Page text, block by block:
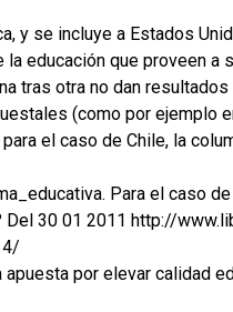
y se incluye a Estados
educación que proveen a
tras otra no dan
(como por ejemplo
el caso de Chile, la
Para el caso de
Del 30 01 2011 http://
apuesta por elevar calidad